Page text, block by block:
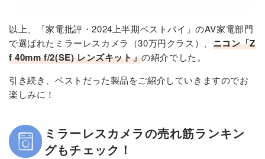
以上、「家電批評・2024上半期ベストバイ」のAV家電部門
で選ばれたミラーレスカメラ（30万円クラス）、 ニコン「Z
f 40mm f/2(SE) レンズキット」の紹介でした。
引き続き、ベストだった製品をご紹介していきますのでお
楽しみに！
ミラーレスカメラの売れ筋ランキン
グもチェック！